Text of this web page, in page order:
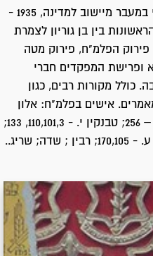
האיום הצבאי הערבי, הכוח הצבאי במעבר מיישוב למדינה, 1935 -
הראשונות בין בן גוריון לצמרת
הפלמ"ח, פירוק מטה
ופרישת המפקדים חברי
מקורות רבים, כגון
אישים בפלמ"ח: אלון
יגאל - 88,87,82,37,36 - 267 ; גביש – 256; טבנקין י. - 110,101,3, 133;